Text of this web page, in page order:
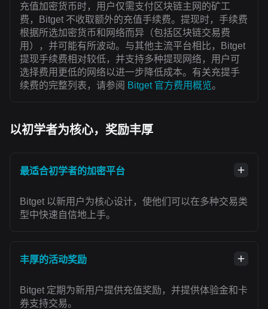
充值加密货币时，用户仅需支付区块链主网的矿工
费，Bitget 不收取额外的充值手续费。提现时，手续费
根据所选加密货币和网络而异（包括区块链交易费
用），并可能有所波动。与其他主流平台相比，Bitget
提现手续费相对较低，并支持多种提现网络，用户可
选择费用更低的网络以进一步降低成本。有关充提手
续费的完整列表，请参阅 Bitget 官方费用概览。
以初学者为核心，奖励丰厚
最适合初学者的加密平台
Bitget 以新用户为核心设计，使他们可以在多种交易类
型中快速自信地上手。
丰厚的活动奖励
Bitget 定期为新用户提供充值奖励，并提供体验金和卡
券支持交易。